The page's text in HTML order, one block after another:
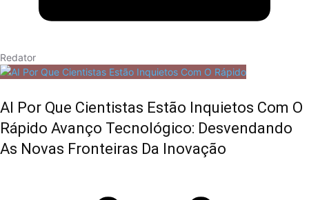
Redator
AI Por Que Cientistas Estão Inquietos Com O
Rápido Avanço Tecnológico: Desvendando
As Novas Fronteiras Da Inovação